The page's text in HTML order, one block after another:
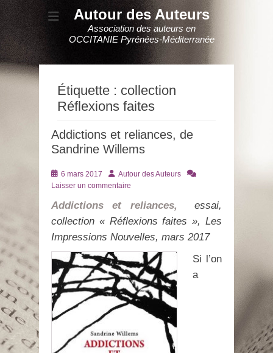
Autour des Auteurs
Association des auteurs en
OCCITANIE Pyrénées-Méditerranée
Étiquette : collection
Réflexions faites
Addictions et reliances, de
Sandrine Willems
Posté
le
6 mars 2017 AuteurAutour des Auteurs
Laisser un commentaire
Addictions et reliances,
essai,
collection « Réflexions faites », Les
Impressions Nouvelles, mars 2017
Si l’on
a